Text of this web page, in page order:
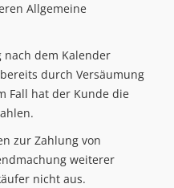
Allgemeine
nach dem Kalender
durch Versäumung
Fall hat der Kunde die
zur Zahlung von
weiterer
nicht aus.